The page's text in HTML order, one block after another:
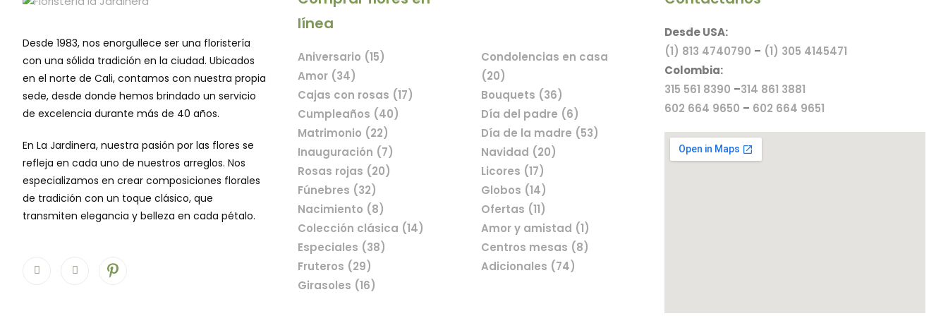
Desde 1983, nos enorgullece ser una floristería
con una sólida tradición en la ciudad. Ubicados
en el norte de Cali, contamos con nuestra propia
sede, desde donde hemos brindado un servicio
de excelencia durante más de 40 años.
En La Jardinera, nuestra pasión por las flores se
refleja en cada uno de nuestros arreglos. Nos
especializamos en crear composiciones florales
de tradición con un toque clásico, que
transmiten elegancia y belleza en cada pétalo.
línea
Aniversario (15)
Amor (34)
Cajas con rosas (17)
Cumpleaños (40)
Matrimonio (22)
Inauguración (7)
Rosas rojas (20)
Fúnebres (32)
Nacimiento (8)
Colección clásica (14)
Especiales (38)
Fruteros (29)
Girasoles (16)
Condolencias en casa
(20)
Bouquets (36)
Día del padre (6)
Día de la madre (53)
Navidad (20)
Licores (17)
Globos (14)
Ofertas (11)
Amor y amistad (1)
Centros mesas (8)
Adicionales (74)
Desde USA:
(1) 813 4740790 – (1) 305 4145471
Colombia:
315 561 8390 –314 861 3881
602 664 9650 – 602 664 9651